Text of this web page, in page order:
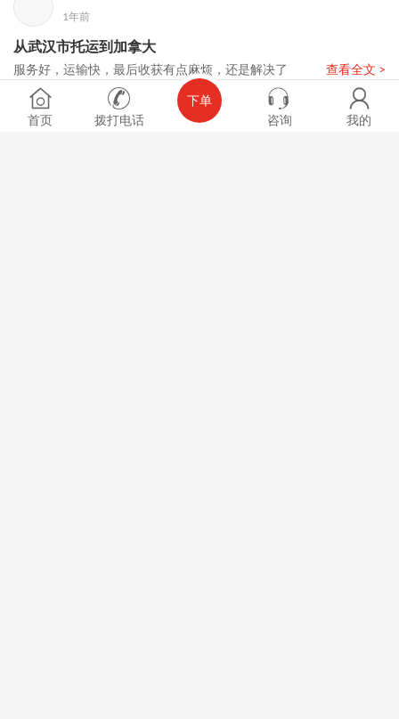
1年前
从武汉市托运到加拿大
服务好，运输快，最后收获有点麻烦，还是解决了 查看全文 >
2张
首页 拨打电话
下单
咨询
我的